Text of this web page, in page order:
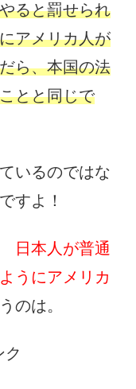
ると罰せられ
アメリカ人が
ら、本国の法
とと同じで
いるのではな
すよ！
日本人が普通
うにアメリカ
のは。
ク